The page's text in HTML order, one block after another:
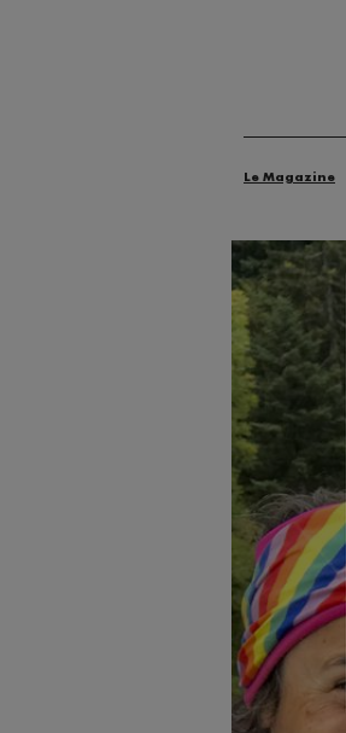
Le Magazine